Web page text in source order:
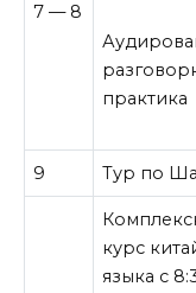
7 — 8
практика
9 Тур по
курс
языка с